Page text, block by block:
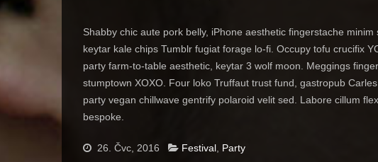
Shabby chic aute pork belly, iPhone aesthetic fingerstache minim
keytar kale chips Tumblr fugiat forage lo-fi. Occupy tofu crucifix
party farm-to-table aesthetic, keytar 3 wolf moon. Meggings
stumptown XOXO. Four loko Truffaut trust fund, gastropub
party vegan chillwave gentrify polaroid velit sed. Labore cillum
bespoke.
26. Čvc, 2016 Festival Party